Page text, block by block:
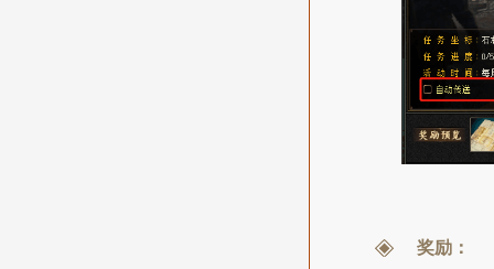
奖励：